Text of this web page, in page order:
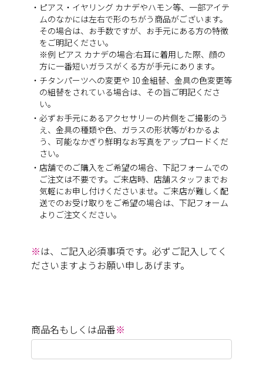
・ピアス・イヤリング カナデやハモン等、一部アイテ
ムのなかには左右で形のちがう商品がございます。
その場合は、お手数ですが、お手元にある方の特徴
をご明記ください。
※例 ピアス カナデの場合:右耳に着用した際、顔の
方に一番短いガラスがくる方が手元にあります。
・チタンパーツへの変更や 10 金組替、金具の色変更等
の組替をされている場合は、その旨ご明記くださ
い。
・必ずお手元にあるアクセサリーの片側をご撮影のう
え、金具の種類や色、ガラスの形状等がわかるよ
う、可能なかぎり鮮明なお写真をアップロードくだ
さい。
・店舗でのご購入をご希望の場合、下記フォームでの
ご注文は不要です。ご来店時、店舗スタッフまでお
気軽にお申し付けくださいませ。ご来店が難しく配
送でのお受け取りをご希望の場合は、下記フォーム
よりご注文ください。
※は、ご記入必須事項です。必ずご記入してく
ださいますようお願い申しあげます。
商品名もしくは品番※